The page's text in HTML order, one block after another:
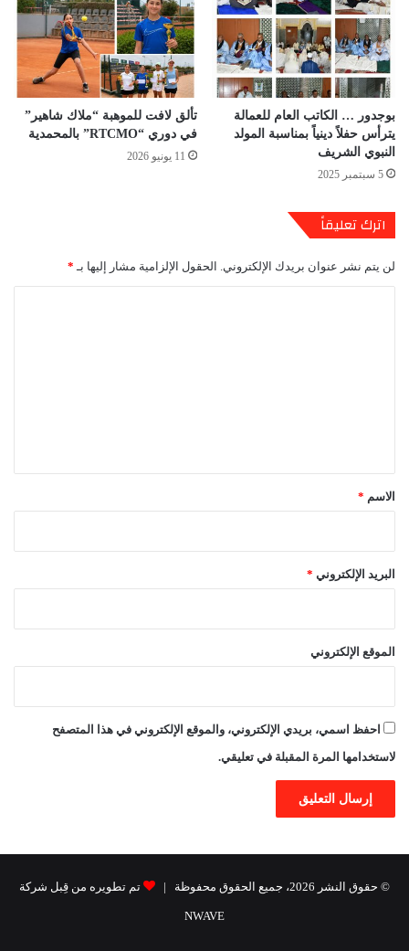
بوجدور … الكاتب العام للعمالة
يترأس حفلاً دينياً بمناسبة المولد
النبوي الشريف
5 سبتمبر 2025
​تألق لافت للموهبة “ملاك شاهير”
في دوري “RTCMO” بالمحمدية
11 يونيو 2026
اترك تعليقاً
لن يتم نشر عنوان بريدك الإلكتروني. الحقول الإلزامية مشار إليها بـ *
*الاسم *
البريد الإلكتروني *
الموقع الإلكتروني
احفظ اسمي، بريدي الإلكتروني، والموقع الإلكتروني في هذا المتصفح
لاستخدامها المرة المقبلة في تعليقي.
© حقوق النشر 2026، جميع الحقوق محفوظة | تم تطويره من قِبل شركة
NWAVE